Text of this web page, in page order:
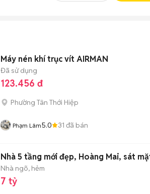
Máy nén khí trục vít AIRMAN
Đã sử dụng
123.456 đ
Phường Tân Thới Hiệp
Phạm Lâm5.0 31 đã bán
Nhà 5 tầng mới đẹp, Hoàng Mai, sát
Nhà ngõ, hẻm
7 tỷ